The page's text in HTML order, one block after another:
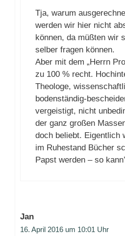
Tja, warum
werden wir hier nicht
können, da müßten wir
selber fragen können.
Aber mit dem „Herrn
zu 100 % recht.
Theologe,
bodenständig-
vergeistigt, nicht
der ganz großen
doch beliebt. Eigentlich
im Ruhestand Bücher
Papst werden – so
Jan
16. April 2016 um 10:01 Uhr